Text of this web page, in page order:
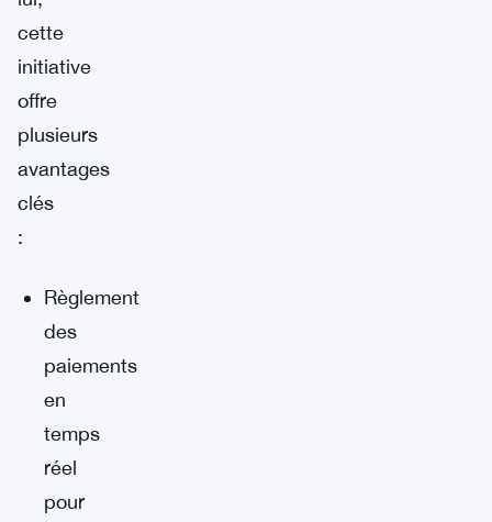
cette
initiative
offre
plusieurs
avantages
clés
:
Règlement
des
paiements
en
temps
réel
pour